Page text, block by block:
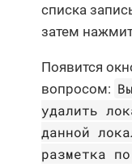
списка
затем
Появится
вопросом:
удалить
данной
разметка